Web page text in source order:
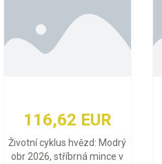
116,62 EUR
Životní cyklus hvězd: Modrý
obr 2026, stříbrná mince v